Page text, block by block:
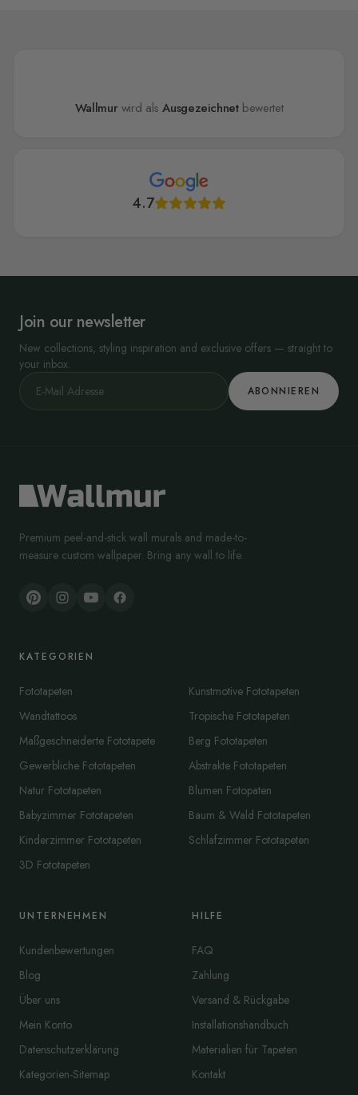
Wallmur wird alsAusgezeichnetbewertet
4.7
Join our newsletter
New collections, styling inspiration and exclusive offers — straight to
your inbox.
ABONNIEREN
Premium peel-and-stick wall murals and made-to-
measure custom wallpaper. Bring any wall to life.
KATEGORIEN
Fototapeten
Wandtattoos
Maßgeschneiderte Fototapete
Gewerbliche Fototapeten
Natur Fototapeten
Babyzimmer Fototapeten
Kinderzimmer Fototapeten
3D Fototapeten
Kunstmotive Fototapeten
Tropische Fototapeten
Berg Fototapeten
Abstrakte Fototapeten
Blumen Fotopaten
Baum & Wald Fototapeten
Schlafzimmer Fototapeten
UNTERNEHMEN
Kundenbewertungen
Blog
Über uns
Mein Konto
Datenschutzerklärung
Kategorien-Sitemap
HILFE
FAQ
Zahlung
Versand & Rückgabe
Installationshandbuch
Materialien für Tapeten
Kontakt